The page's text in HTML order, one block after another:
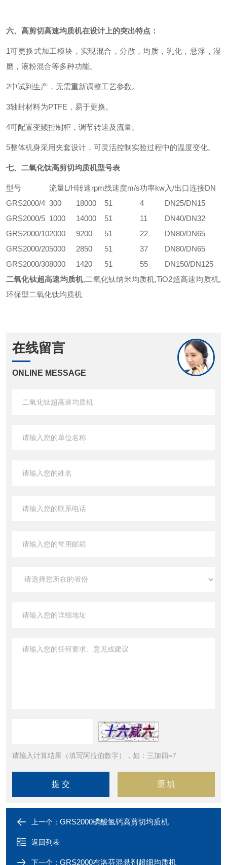
六、高剪切高速均质机在设计上的突出特点：
1可更换式加工模块，实现混合，分散，均质，乳化，悬浮，湿
磨，液粉混合等多种功能。
2中试到生产，无需重新调整工艺参数。
3轴封材料为PTFE，易于更换。
4可配置变频控制柜，调节转速及流量。
5整体机身采用夹套设计，可灵活控制实验过程中的温度变化。
七、二氧化钛高剪切均质机型号表
型号 流量L/H转速rpm线速度m/s功率kw入/出口连接DN
GRS2000/4 300 18000 51 4
DN25/DN15
GRS2000/5 1000 14000 51 11
DN40/DN32
GRS2000/102000 9200 51 22
DN80/DN65
GRS2000/205000 2850 51 37
DN80/DN65
GRS2000/308000 1420 51 55
DN150/DN125
二氧化钛超高速均质机,二氧化钛纳米均质机,TiO2超高速均质机,
环保型二氧化钛均质机
在线留言
ONLINE MESSAGE
请输入计算结果（填写阿拉伯数字），如：三加四=7
上一个： GRS2000磷酸氢钙高剪切均质机
返回列表
下一个： GRS2000布洛芬混悬剂超细均质机